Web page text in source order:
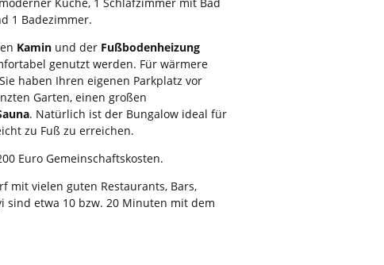
1 Badezimmer.
Kaminund der Fußbodenheizung
genutzt werden. Für wärmere
haben Ihren eigenen Parkplatz vor
Garten, einen großen
. Natürlich ist der Bungalow ideal für
zu Fuß zu erreichen.
Euro Gemeinschaftskosten.
mit vielen guten Restaurants, Bars,
sind etwa 10 bzw. 20 Minuten mit dem